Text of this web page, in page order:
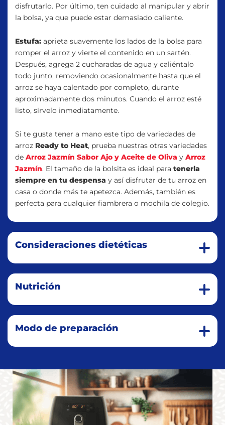
disfrutarlo. Por último, ten cuidado al manipular y abrir
la bolsa, ya que puede estar demasiado caliente.
Estufa: aprieta suavemente los lados de la bolsa para
romper el arroz y vierte el contenido en un sartén.
Después, agrega 2 cucharadas de agua y caliéntalo
todo junto, removiendo ocasionalmente hasta que el
arroz se haya calentado por completo, durante
aproximadamente dos minutos. Cuando el arroz esté
listo, sírvelo inmediatamente.
Si te gusta tener a mano este tipo de variedades de
arroz Ready to Heat, prueba nuestras otras variedades
de Arroz Jazmín Sabor Ajo y Aceite de Oliva y Arroz
Jazmín. El tamaño de la bolsita es ideal para tenerla
siempre en tu despensa y así disfrutar de tu arroz en
casa o donde más te apetezca. Además, también es
perfecta para cualquier fiambrera o mochila de colegio.
Consideraciones dietéticas
Nutrición
Modo de preparación